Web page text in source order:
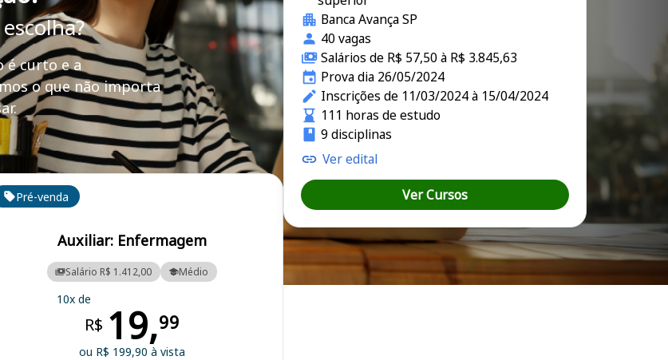
é curto e a
o que não importa
Pré-venda
Auxiliar: Enfermagem
Salário R$ 1.412,00 Médio
10x de
R$ 19,99
ou R$ 199,90 à vista
Banca Avança SP
40 vagas
Salários de R$ 57,50 à R$ 3.845,63
Prova dia 26/05/2024
Inscrições de 11/03/2024 à 15/04/2024
111 horas de estudo
9 disciplinas
Ver edital
Ver Cursos